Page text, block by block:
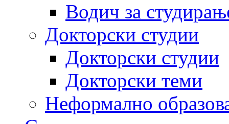
Водич за
Докторски студии
Докторски студии
Докторски теми
Неформално